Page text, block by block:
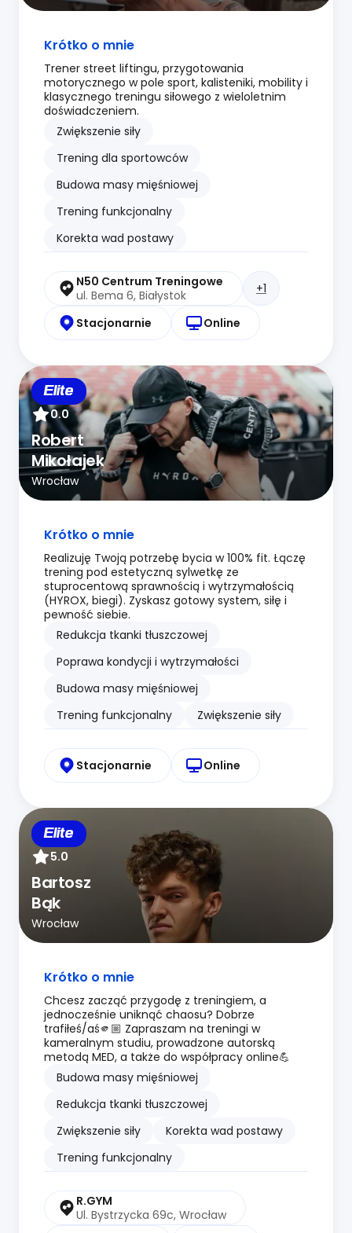
Krótko o mnie
Trener street liftingu, przygotowania
motorycznego w pole sport, kalisteniki, mobility i
klasycznego treningu siłowego z wieloletnim
doświadczeniem.
Zwiększenie siły
Trening dla sportowców
Budowa masy mięśniowej
Trening funkcjonalny
Korekta wad postawy
N50 Centrum Treningowe
ul. Bema 6, Białystok
+1
Stacjonarnie Online
Elite
0.0
Robert
Mikołajek
Wrocław
Krótko o mnie
Realizuję Twoją potrzebę bycia w 100% fit. Łączę
trening pod estetyczną sylwetkę ze
stuprocentową sprawnością i wytrzymałością
(HYROX, biegi). Zyskasz gotowy system, siłę i
pewność siebie.
Redukcja tkanki tłuszczowej
Poprawa kondycji i wytrzymałości
Budowa masy mięśniowej
Trening funkcjonalny
Zwiększenie siły
Stacjonarnie Online
Elite
5.0
Bartosz
Bąk
Wrocław
Krótko o mnie
Chcesz zacząć przygodę z treningiem, a
jednocześnie uniknąć chaosu? Dobrze
trafiłeś/aś🫵🏼 Zapraszam na treningi w
kameralnym studiu, prowadzone autorską
metodą MED, a także do współpracy online💪
Budowa masy mięśniowej
Redukcja tkanki tłuszczowej
Zwiększenie siły
Korekta wad postawy
Trening funkcjonalny
R.GYM
Ul. Bystrzycka 69c, Wrocław